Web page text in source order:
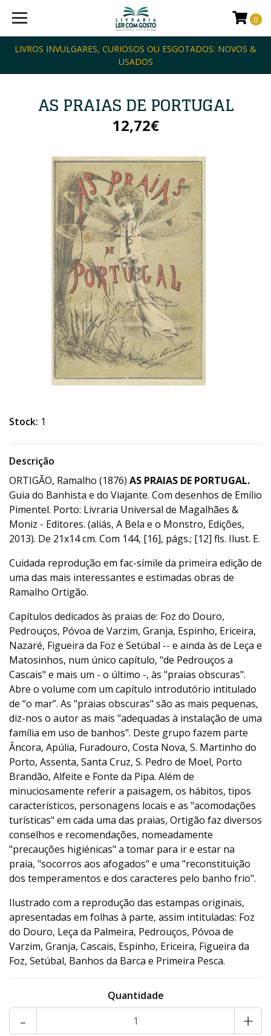
LIVROS INVULGARES, CURIOSOS OU ESGOTADOS: NOVOS &
USADOS
0
AS PRAIAS DE PORTUGAL
12,72€
Stock: 1
Descrição
ORTIGÃO, Ramalho (1876) AS PRAIAS DE PORTUGAL.
Guia do Banhista e do Viajante. Com desenhos de Emílio
Pimentel. Porto: Livraria Universal de Magalhães &
Moniz - Editores. (aliás, A Bela e o Monstro, Edições,
2013). De 21x14 cm. Com 144, [16], págs.; [12] fls. Ilust. E.
Cuidada reprodução em fac-símile da primeira edição de
uma das mais interessantes e estimadas obras de
Ramalho Ortigão.
Capítulos dedicados às praias de: Foz do Douro,
Pedrouços, Póvoa de Varzim, Granja, Espinho, Ericeira,
Nazaré, Figueira da Foz e Setúbal -- e ainda às de Leça e
Matosinhos, num único capítulo, "de Pedrouços a
Cascais" e mais um - o último -, às "praias obscuras".
Abre o volume com um capítulo introdutório intitulado
de “o mar”. As "praias obscuras" são as mais pequenas,
diz-nos o autor as mais "adequadas à instalação de uma
família em uso de banhos". Deste grupo fazem parte
Âncora, Apúlia, Furadouro, Costa Nova, S. Martinho do
Porto, Assenta, Santa Cruz, S. Pedro de Moel, Porto
Brandão, Alfeite e Fonte da Pipa. Além de
minuciosamente referir a paisagem, os hábitos, tipos
característicos, personagens locais e as "acomodações
turísticas" em cada uma das praias, Ortigão faz diversos
conselhos e recomendações, nomeadamente
"precauções higiénicas" a tomar para ir e estar na
praia, "socorros aos afogados" e uma "reconstituição
dos temperamentos e dos caracteres pelo banho frio".
Ilustrado com a reprodução das estampas originais,
apresentadas em folhas à parte, assim intituladas: Foz
do Douro, Leça da Palmeira, Pedrouços, Póvoa de
Varzim, Granja, Cascais, Espinho, Ericeira, Figueira da
Foz, Setúbal, Banhos da Barca e Primeira Pesca.
Quantidade
+
-